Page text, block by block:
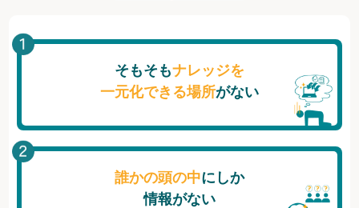
そもそもナレッジを
一元化できる場所がない
誰かの頭の中にしか
情報がない